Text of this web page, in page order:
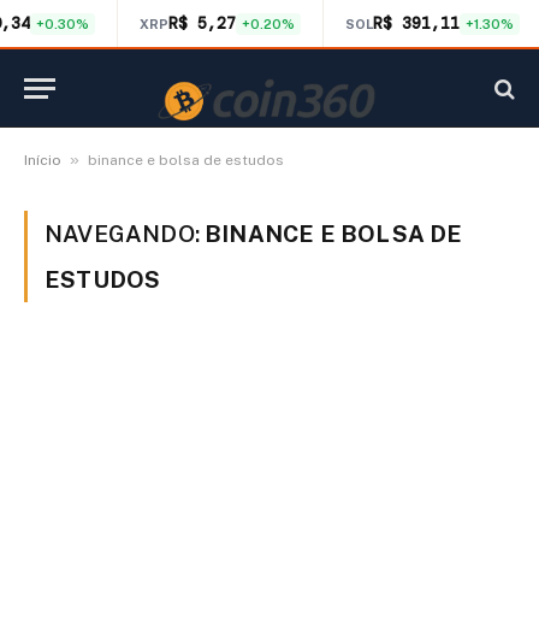
+0.30% XRPR$ 5,27 +0.20% SOLR$ 391,11 +1.30%
Início » binance e bolsa de estudos
NAVEGANDO: BINANCE E BOLSA DE
ESTUDOS